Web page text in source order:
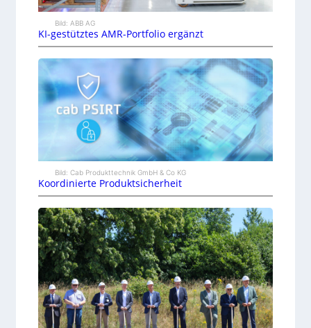
Bild: ABB AG
KI-gestütztes AMR-Portfolio ergänzt
Bild: Cab Produkttechnik GmbH & Co KG
Koordinierte Produktsicherheit